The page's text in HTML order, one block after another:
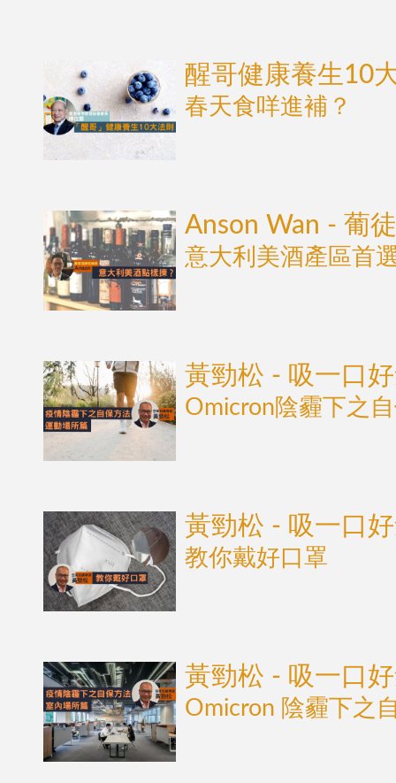
醒哥健康養生10
春天食咩進補？
Anson Wan - 葡
意大利美酒產區首
黃勁松 - 吸一口
Omicron陰霾下之
黃勁松 - 吸一口
教你戴好口罩
黃勁松 - 吸一口
Omicron 陰霾下之